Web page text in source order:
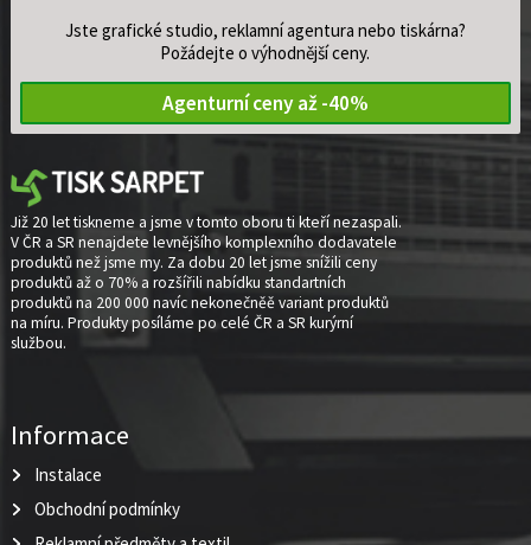
Jste grafické studio, reklamní agentura nebo tiskárna?
Požádejte o výhodnější ceny.
Agenturní ceny až -40%
Již 20 let tiskneme a jsme v tomto oboru ti kteří nezaspali.
V ČR a SR nenajdete levnějšího komplexního dodavatele
produktů než jsme my. Za dobu 20 let jsme snížili ceny
produktů až o 70% a rozšířili nabídku standartních
produktů na 200 000 navíc nekonečněě variant produktů
na míru. Produkty posíláme po celé ČR a SR kurýrní
službou.
Informace
Instalace
Obchodní podmínky